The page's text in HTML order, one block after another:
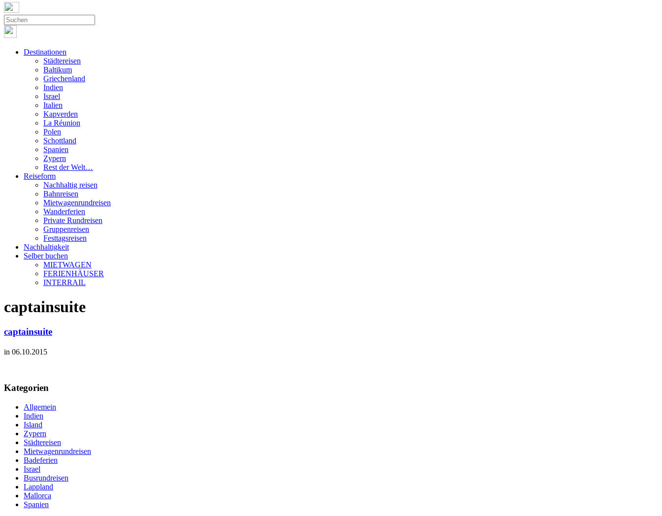
Destinationen
Städtereisen
Baltikum
Griechenland
Indien
Israel
Italien
Kapverden
La Réunion
Polen
Schottland
Spanien
Zypern
Rest der Welt…
Reiseform
Nachhaltig reisen
Bahnreisen
Mietwagenrundreisen
Wanderferien
Private Rundreisen
Gruppenreisen
Festtagsreisen
Nachhaltigkeit
Selber buchen
MIETWAGEN
FERIENHÄUSER
INTERRAIL
captainsuite
captainsuite
in 06.10.2015
Kategorien
Allgemein
Indien
Island
Zypern
Städtereisen
Mietwagenrundreisen
Badeferien
Israel
Busrundreisen
Lappland
Mallorca
Spanien